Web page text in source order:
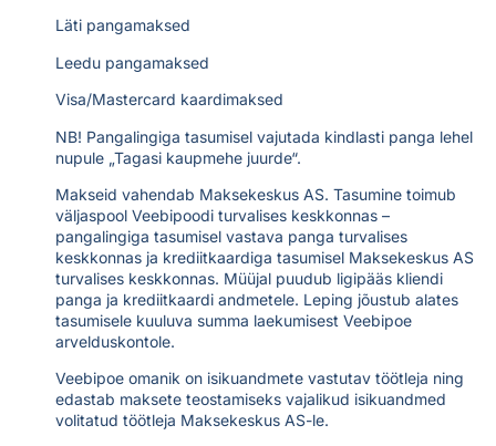
Läti pangamaksed
Leedu pangamaksed
Visa/Mastercard kaardimaksed
NB! Pangalingiga tasumisel vajutada kindlasti panga lehel
nupule „Tagasi kaupmehe juurde“.
Makseid vahendab Maksekeskus AS. Tasumine toimub
väljaspool Veebipoodi turvalises keskkonnas –
pangalingiga tasumisel vastava panga turvalises
keskkonnas ja krediitkaardiga tasumisel Maksekeskus AS
turvalises keskkonnas. Müüjal puudub ligipääs kliendi
panga ja krediitkaardi andmetele. Leping jõustub alates
tasumisele kuuluva summa laekumisest Veebipoe
arvelduskontole.
Veebipoe omanik on isikuandmete vastutav töötleja ning
edastab maksete teostamiseks vajalikud isikuandmed
volitatud töötleja Maksekeskus AS-le.